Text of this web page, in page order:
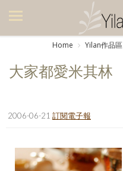
美食集
生活風
Home Yilan作品區
大家都愛米其林
2006-06-21 訂閱電子報